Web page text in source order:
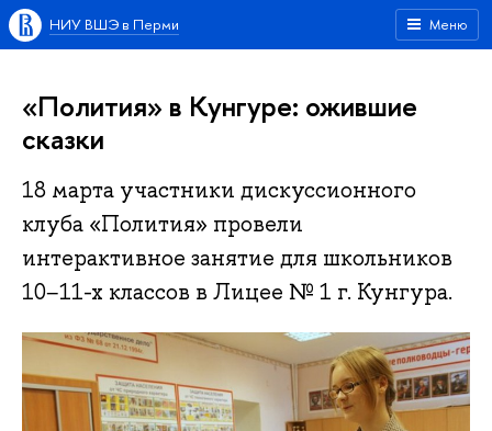
Меню
НИУ ВШЭ в Перми
«Полития» в Кунгуре: ожившие
сказки
18 марта участники дискуссионного
клуба «Полития» провели
интерактивное заня­тие для школьников
10−11-х классов в Лицее № 1 г. Кунгура.